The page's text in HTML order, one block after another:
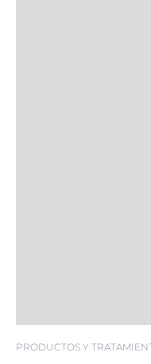
PRODUCTOS Y